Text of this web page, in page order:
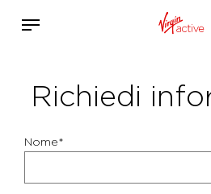
Richiedi
Nome*